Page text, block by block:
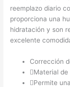
reemplazo diario
proporciona una
hidratación y son
excelente
Corrección
Material de
Permite